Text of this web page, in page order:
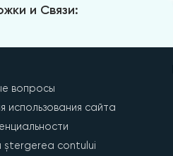
и Связи:
вопросы
использования сайта
ștergerea contului